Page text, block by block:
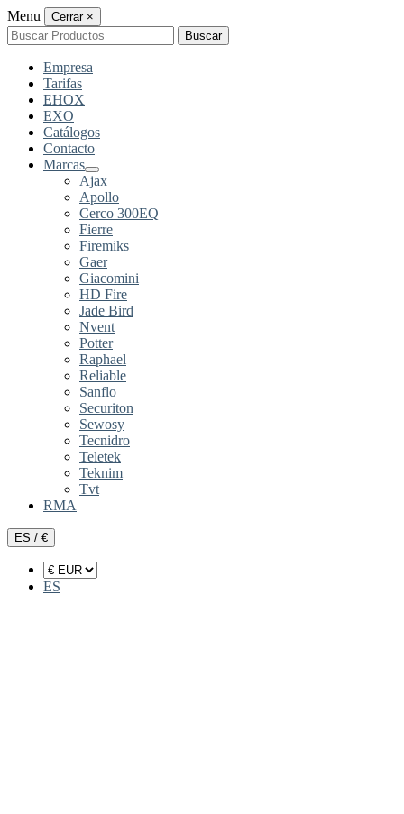
Menu Cerrar ×
Buscar
por:
Buscar
Empresa
Tarifas
EHOX
EXO
Catálogos
Contacto
Marcas
Ajax
Apollo
Cerco 300EQ
Fierre
Firemiks
Gaer
Giacomini
HD Fire
Jade Bird
Nvent
Potter
Raphael
Reliable
Sanflo
Securiton
Sewosy
Tecnidro
Teletek
Teknim
Tvt
RMA
ES / €
ES